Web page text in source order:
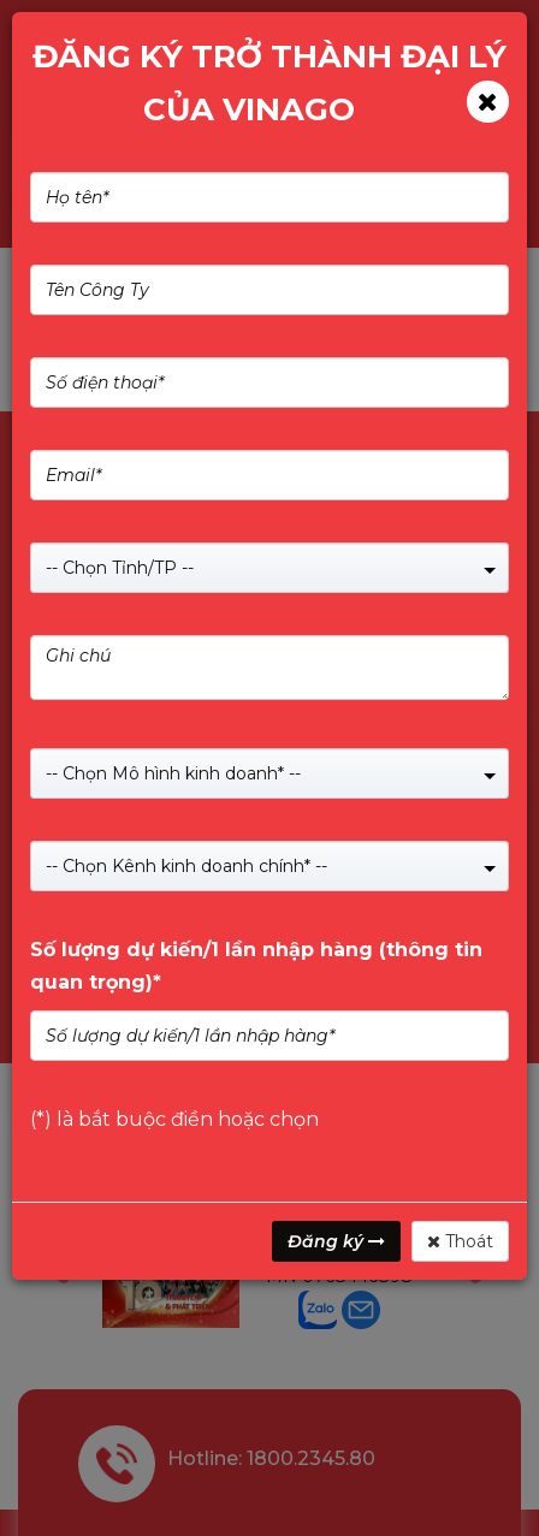
TÌM KIẾM SẢN PHẨM
Mr Gon
Trưởng P.Bảo Hành
MN 0768446898
Hotline: 1800.2345.80
ĐĂNG KÝ TRỞ THÀNH ĐẠI LÝ
CỦA VINAGO
-- Chọn Tỉnh/TP --
-- Chọn Mô hình kinh doanh* --
-- Chọn Kênh kinh doanh chính* --
Số lượng dự kiến/1 lần nhập hàng (thông tin
quan trọng)*
(*) là bắt buộc điền hoặc chọn
Đăng ký Thoát